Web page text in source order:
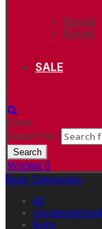
Spesial
Boxset
SALE
close
Search for:
Search
Wishlist 0
Back Categories
All
Uncategorized
Buku